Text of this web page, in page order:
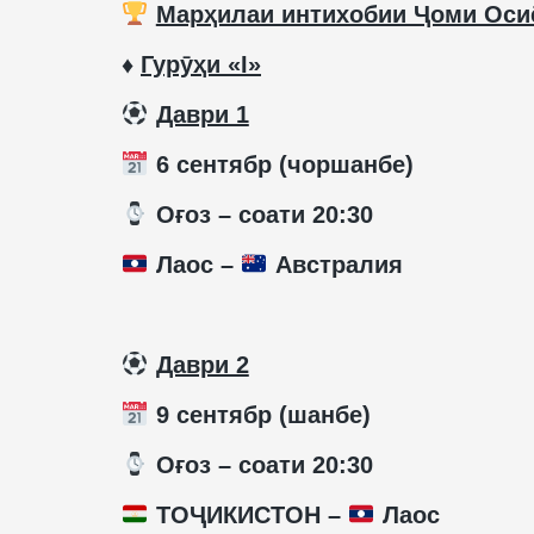
Марҳилаи интихобии Ҷоми
♦️ Гурӯҳи «I»
Даври 1
6 сентябр (чоршанбе)
️ Оғоз – соати 20:30
Лаос –
Австралия
Даври 2
9 сентябр (шанбе)
️ Оғоз – соати 20:30
ТОҶИКИСТОН –
Лаос